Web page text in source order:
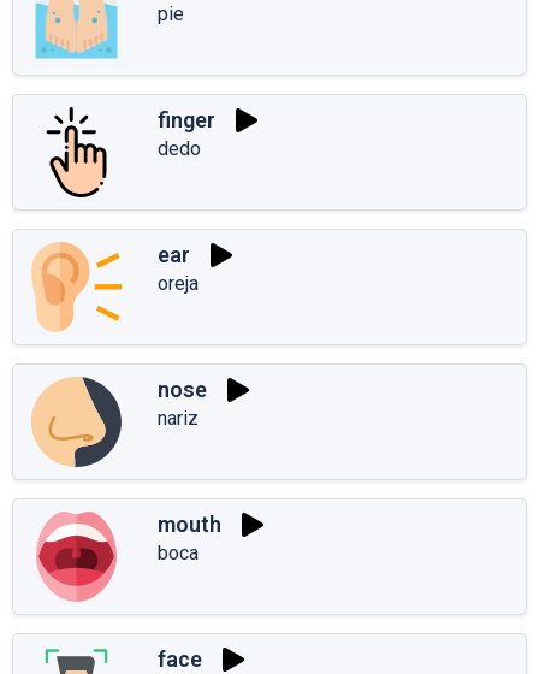
pie
finger
dedo
ear
oreja
nose
nariz
mouth
boca
face